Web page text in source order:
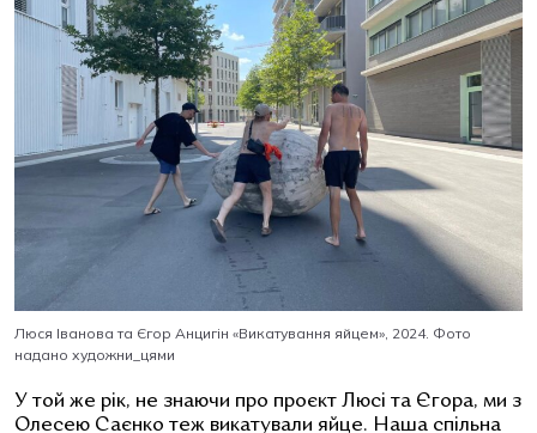
Люся Іванова та Єгор Анцигін «Викатування яйцем», 2024. Фото
надано художни_цями
У той же рік, не знаючи про проєкт Люсі та Єгора, ми з
Олесею Саєнко теж викатували яйце. Наша спільна